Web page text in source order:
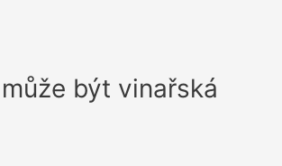
být vinařská